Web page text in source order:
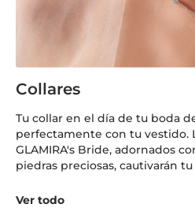
Collares
Tu collar en el día de tu boda
perfectamente con tu vestido.
GLAMIRA's Bride, adornados
piedras preciosas, cautivarán tu
Ver todo